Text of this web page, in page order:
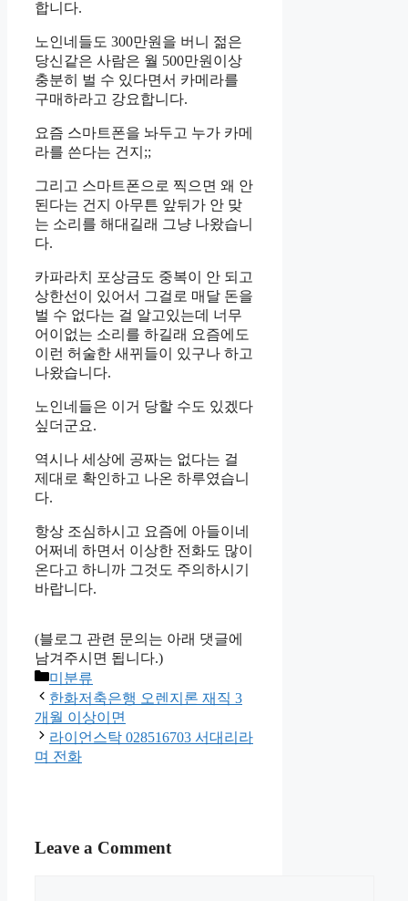
합니다.
노인네들도 300만원을 버니 젊은
당신같은 사람은 월 500만원이상
충분히 벌 수 있다면서 카메라를
구매하라고 강요합니다.
요즘 스마트폰을 놔두고 누가 카메
라를 쓴다는 건지;;
그리고 스마트폰으로 찍으면 왜 안
된다는 건지 아무튼 앞뒤가 안 맞
는 소리를 해대길래 그냥 나왔습니
다.
카파라치 포상금도 중복이 안 되고
상한선이 있어서 그걸로 매달 돈을
벌 수 없다는 걸 알고있는데 너무
어이없는 소리를 하길래 요즘에도
이런 허술한 새뀌들이 있구나 하고
나왔습니다.
노인네들은 이거 당할 수도 있겠다
싶더군요.
역시나 세상에 공짜는 없다는 걸
제대로 확인하고 나온 하루였습니
다.
항상 조심하시고 요즘에 아들이네
어쩌네 하면서 이상한 전화도 많이
온다고 하니까 그것도 주의하시기
바랍니다.
(블로그 관련 문의는 아래 댓글에
남겨주시면 됩니다.)
Categories
미분류
한화저축은행 오렌지론 재직 3
개월 이상이면
라이언스탁 028516703 서대리라
며 전화
Leave a Comment